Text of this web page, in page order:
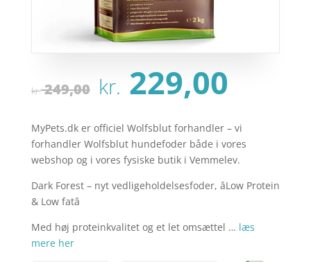
kr.249,00 Den
oprindelige
pris
var:
kr. 249,00.
kr. 229,00
pris
er:
kr.
MyPets.dk er officiel Wolfsblut forhandler – vi
forhandler Wolfsblut hundefoder både i vores
webshop og i vores fysiske butik i Vemmelev.
Dark Forest – nyt vedligeholdelsesfoder, âLow Protein
& Low fatâ
Med høj proteinkvalitet og et let omsættel … læs
mere her